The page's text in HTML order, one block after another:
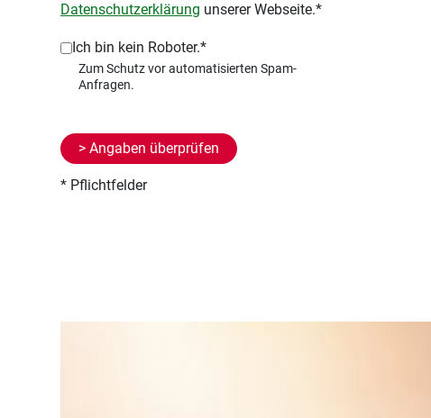
Datenschutzerklärung unserer Webseite.*
Ich bin kein Roboter.*
* Pflichtfelder